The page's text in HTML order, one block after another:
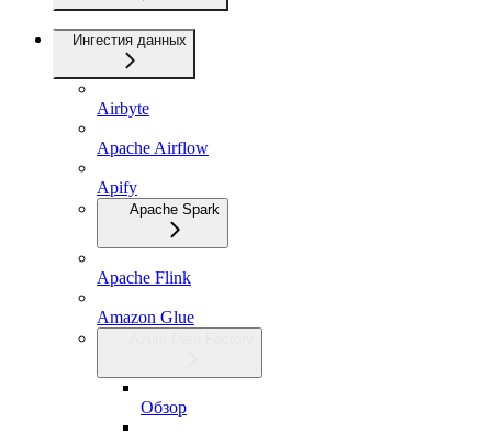
Ингестия данных
Airbyte
Apache Airflow
Apify
Apache Spark
Apache Flink
Amazon Glue
Обзор